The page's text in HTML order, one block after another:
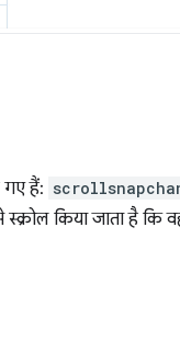
गए हैं:
किया जाता है कि